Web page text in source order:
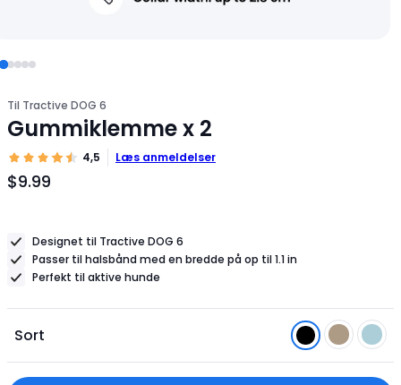
Til Tractive DOG 6
Gummiklemme x 2
4,5 Læs anmeldelser
$9.99
Produktpris
Designet til Tractive DOG 6
Passer til halsbånd med en bredde på op til 1.1 in
Perfekt til aktive hunde
Sort